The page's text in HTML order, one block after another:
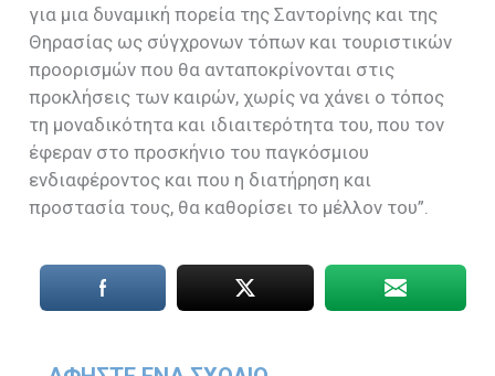
για μια δυναμική πορεία της Σαντορίνης και της
Θηρασίας ως σύγχρονων τόπων και τουριστικών
προορισμών που θα ανταποκρίνονται στις
προκλήσεις των καιρών, χωρίς να χάνει ο τόπος
τη μοναδικότητα και ιδιαιτερότητα του, που τον
έφεραν στο προσκήνιο του παγκόσμιου
ενδιαφέροντος και που η διατήρηση και
προστασία τους, θα καθορίσει το μέλλον του”.